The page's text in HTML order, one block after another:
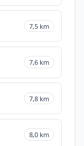
7,5 km
7,6 km
7,8 km
8,0 km